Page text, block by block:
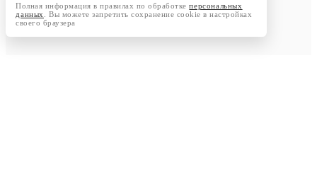
Полная информация в правилах по обработкеперсональных
данных
. Вы можете запретить сохранение cookie в настройках
своего браузера